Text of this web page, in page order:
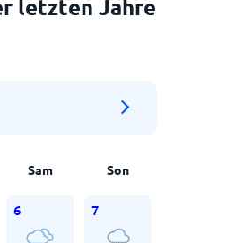
letzten Jahre
Sam Son
6 7